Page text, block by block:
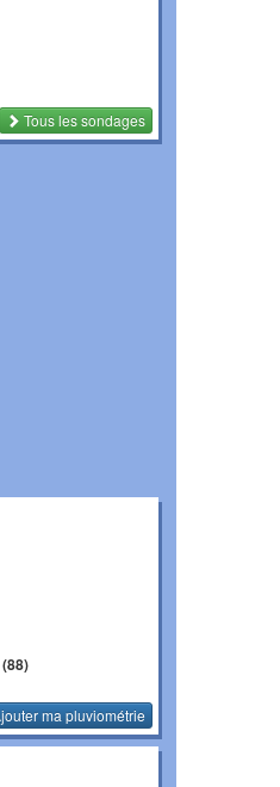
Tous les sondages
ma pluviométrie